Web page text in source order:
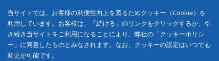
当サイトでは、お客様の利便性向上を図るためクッキー（Cookie）を
利用しています。お客様は、「続ける」のリンクをクリックするか、引
き続き当サイトをご利用になることにより、弊社の「クッキーポリシ
ー」に同意したものとみなされます。なお、クッキーの設定はいつでも
変更が可能です。